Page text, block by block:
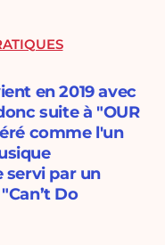
en 2019 avec
suite à "OUR
comme l'un
servi par un
Do